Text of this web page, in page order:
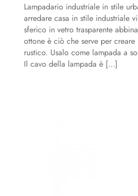
originale
era:
€148,80.
attuale
è:
€74,40.
Lampadario industriale in stile
arredare casa in stile industriale
sferico in vetro trasparente
ottone è ciò che serve per
rustico. Usalo come lampada a
Il cavo della lampada è […]